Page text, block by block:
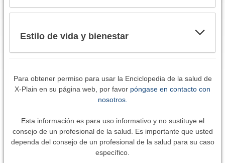
Estilo de vida y bienestar
Para obtener permiso para usar la Enciclopedia de la salud de
X-Plain en su página web, por favor póngase en contacto con
nosotros.
Esta información es para uso informativo y no sustituye el
consejo de un profesional de la salud. Es importante que usted
dependa del consejo de un profesional de la salud para su caso
específico.